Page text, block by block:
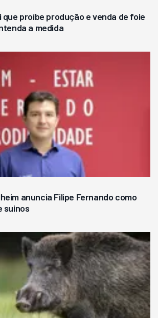
que proíbe produção e venda de foie
a medida
anuncia Filipe Fernando como
suinos